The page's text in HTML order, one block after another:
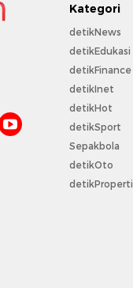
Kategori
detikNews
detikEdukasi
detikFinance
detikInet
detikHot
detikSport
Sepakbola
detikOto
detikProperti